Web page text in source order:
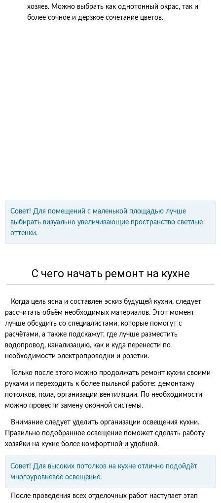
хозяев. Можно выбрать как однотонный окрас, так и
более сочное и дерзкое сочетание цветов.
Совет! Для помещений с маленькой площадью лучше
выбирать визуально увеличивающие пространство светлые
оттенки.
С чего начать ремонт на кухне
Когда цель ясна и составлен эскиз будущей кухни, следует
рассчитать объём необходимых материалов. Этот момент
лучше обсудить со специалистами, которые помогут с
расчётами, а также подскажут, где лучше разместить
водопровод, канализацию, как и куда перенести по
необходимости электропроводки и розетки.
Только после этого можно продолжать ремонт кухни своими
руками и переходить к более пыльной работе: демонтажу
потолков, пола, организации вентиляции. По необходимости
можно провести замену оконной системы.
Внимание следует уделить организации освещения кухни.
Правильно подобранное освещение поможет сделать работу
хозяйки на кухне более комфортной и удобной.
Совет! Для высоких потолков на кухне отлично подойдёт
многоуровневое освещение.
После проведения всех отделочных работ наступает этап